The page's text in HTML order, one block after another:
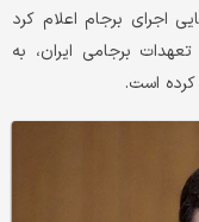
اجرای برجام اعلام کرد
برجامی ایران، به
است.